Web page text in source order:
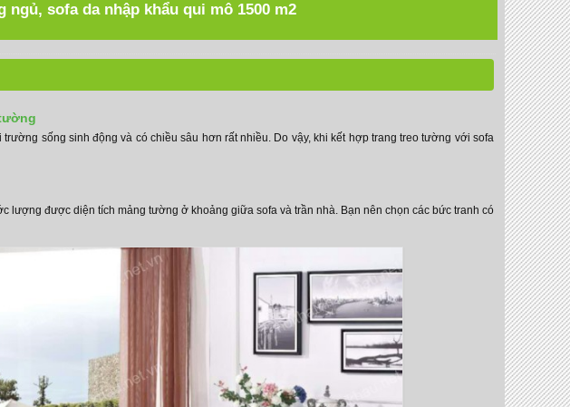
sofa da nhập khẩu qui mô 1500 m2
sống sinh động và có chiều sâu hơn rất nhiều. Do vậy, khi kết hợp trang treo tường với sofa
lượng được diện tích mảng tường ở khoảng giữa sofa và trần nhà. Bạn nên chọn các bức tranh có